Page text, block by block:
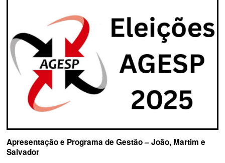
Apresentação e Programa de Gestão – João, Martim e
Salvador